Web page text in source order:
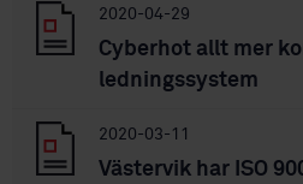
2020-04-29
Cyberhot allt mer
ledningssystem
2020-03-11
Västervik har ISO